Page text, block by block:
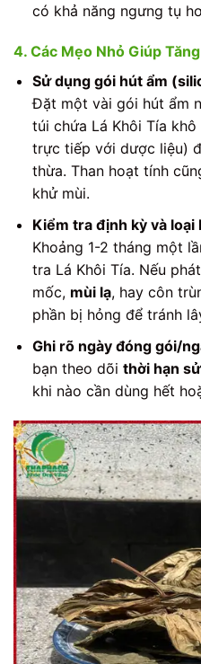
có khả năng ngưng tụ
4. Các Mẹo Nhỏ Giúp
Sử dụng gói hút ẩm
Đặt một vài gói hút ẩm
túi chứa Lá Khôi Tía
trực tiếp với dược liệu)
thừa. Than hoạt tính
khử mùi.
Kiểm tra định kỳ và loại
Khoảng 1-2 tháng một
tra Lá Khôi Tía. Nếu
mốc, mùi lạ, hay côn
phần bị hỏng để tránh
Ghi rõ ngày đóng gói/
bạn theo dõi thời hạn
khi nào cần dùng hết